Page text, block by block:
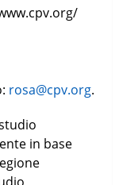
rosa@cpv.org.
in base